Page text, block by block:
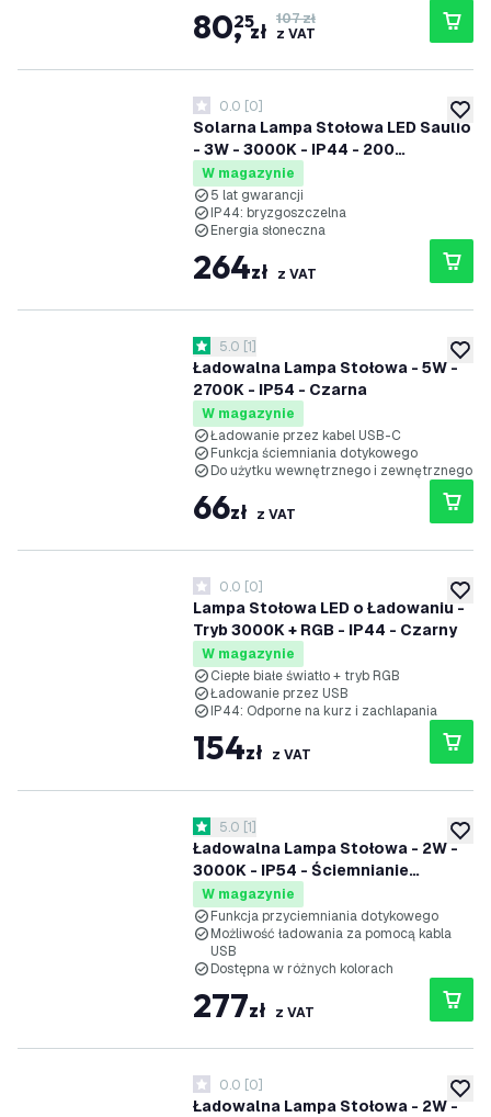
80,
25zł 107 zł
z VAT
dodaj
Solarna Lampa Stołowa LED Saulio
- 3W - 3000K - IP44 - 200
Lumenów - Czarna - 5 lat gwarancji
0 Gwiazdki oceny
0.0 [0]
W magazynie
5 lat gwarancji
IP44: bryzgoszczelna
Energia słoneczna
264zł z VAT
dodaj
Ładowalna Lampa Stołowa - 5W -
2700K - IP54 - Czarna
otwórz panel recenzji
5 Gwiazdki oceny
5.0 [1]
W magazynie
Ładowanie przez kabel USB-C
Funkcja ściemniania dotykowego
Do użytku wewnętrznego i zewnętrznego
66zł z VAT
dodaj
Lampa Stołowa LED o Ładowaniu -
Tryb 3000K + RGB - IP44 - Czarny
0 Gwiazdki oceny
0.0 [0]
W magazynie
Ciepłe białe światło + tryb RGB
Ładowanie przez USB
IP44: Odporne na kurz i zachlapania
154zł z VAT
dodaj
Ładowalna Lampa Stołowa - 2W -
3000K - IP54 - Ściemnianie
dotykowe
otwórz panel recenzji
5 Gwiazdki oceny
5.0 [1]
W magazynie
Funkcja przyciemniania dotykowego
Możliwość ładowania za pomocą kabla
USB
Dostępna w różnych kolorach
277zł z VAT
dodaj
Ładowalna Lampa Stołowa - 2W -
0 Gwiazdki oceny
0.0 [0]